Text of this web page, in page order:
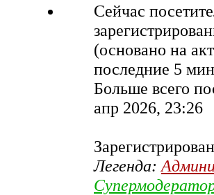
Сейчас
(основано на
последние 5
Больше всего
апр 2026, 23:26
Легенда: